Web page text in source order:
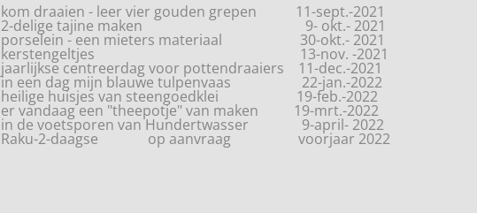
kom draaien - leer vier gouden grepen 11-sept.-2021
2-delige tajine maken 9- okt.- 2021
porselein - een mieters materiaal 30-okt.- 2021
kerstengeltjes 13-nov. -2021
jaarlijkse centreerdag voor pottendraaiers 11-dec.-2021
in een dag mijn blauwe tulpenvaas 22-jan.-2022
heilige huisjes van steengoedklei 19-feb.-2022
er vandaag een "theepotje" van maken 19-mrt.-2022
in de voetsporen van Hundertwasser 9-april- 2022
Raku-2-daagse op aanvraag voorjaar 2022